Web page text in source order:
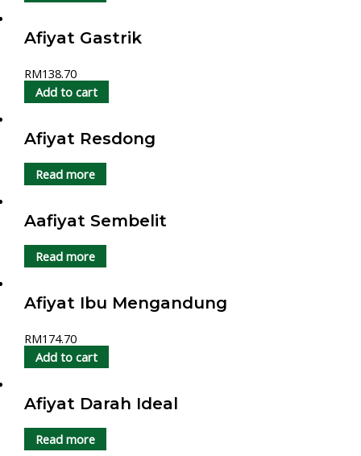
Afiyat Gastrik
RM138.70
Add to cart
Afiyat Resdong
Read more
Aafiyat Sembelit
Read more
Afiyat Ibu Mengandung
RM174.70
Add to cart
Afiyat Darah Ideal
Read more